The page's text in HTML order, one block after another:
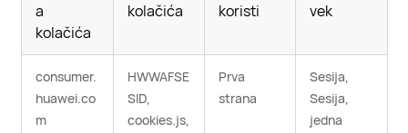
a
kolačića
kolačića
koristi
vek
consumer.
huawei.co
m
HWWAFSE
SID,
cookies.js,
Prva
strana
Sesija,
Sesija,
jedna